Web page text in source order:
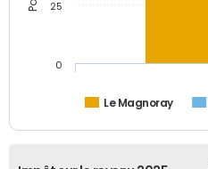
Le Magnoray
0
25